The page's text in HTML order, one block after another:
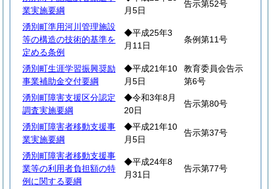
業実施要綱
月5日
告示第52号
湧別町準用河川管理施設
等の構造の技術的基準を
定める条例
◆平成25年3
月11日
条例第11号
湧別町生涯学習振興奨励
事業補助金交付要綱
◆平成21年10
月5日
教育委員会告示
第6号
湧別町障害支援区分認定
調査実施要綱
◆令和3年8月
20日
告示第80号
湧別町障害者移動支援事
業実施要綱
◆平成21年10
月5日
告示第37号
湧別町障害者移動支援事
業等の利用者負担額の特
例に関する要綱
◆平成24年8
月31日
告示第77号